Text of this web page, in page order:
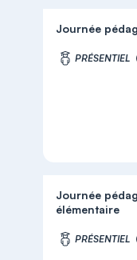
Journée
PRÉSENTIEL
Journée
élémentaire
PRÉSENTIEL